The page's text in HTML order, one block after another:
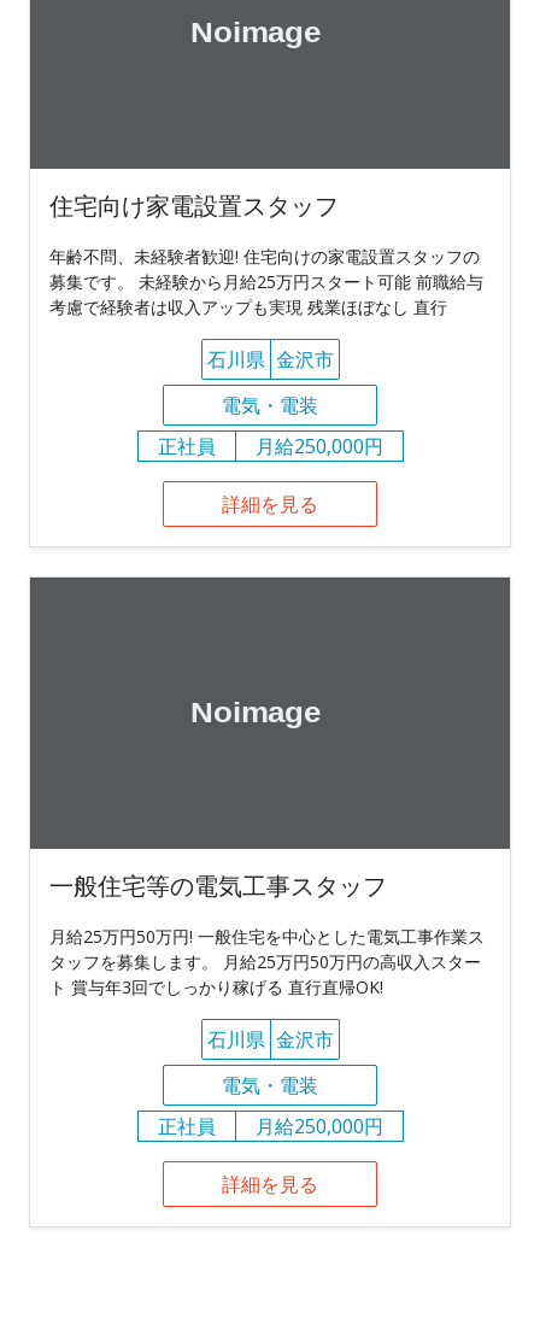
住宅向け家電設置スタッフ
年齢不問、未経験者歓迎! 住宅向けの家電設置スタッフの
募集です。 未経験から月給25万円スタート可能 前職給与
考慮で経験者は収入アップも実現 残業ほぼなし 直行
石川県 金沢市
電気・電装
正社員
月給250,000円
詳細を見る
一般住宅等の電気工事スタッフ
月給25万円50万円! 一般住宅を中心とした電気工事作業ス
タッフを募集します。 月給25万円50万円の高収入スター
ト 賞与年3回でしっかり稼げる 直行直帰OK!
石川県 金沢市
電気・電装
正社員
月給250,000円
詳細を見る